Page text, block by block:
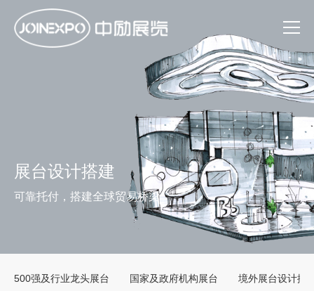
展台设计搭建
可靠托付，搭建全球贸易桥梁
500强及行业龙头展台 国家及政府机构展台 境外展台设计搭